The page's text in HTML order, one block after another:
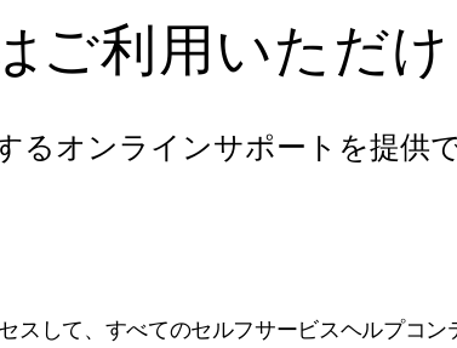
ご利用いただ
オンラインサポートを提供
して、すべてのセルフサービスヘルプコン